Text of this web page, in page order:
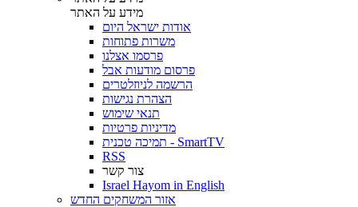
מידע על האתר
אודות ישראל היום
משרות פתוחות
פרסמו אצלנו
פרסום מודעות אבל
הרשמה לניוזלטרים
הצהרת נגישות
תנאי שימוש
מדיניות פרטיות
תמיכה טכנית - SmartTV
RSS
צור קשר
Israel Hayom in English
אזור המשחקים החדש